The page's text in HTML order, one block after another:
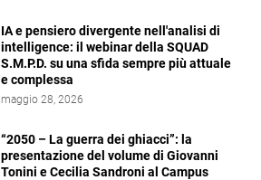
IA e pensiero divergente nell'analisi di
intelligence: il webinar della SQUAD
S.M.P.D. su una sfida sempre più attuale
e complessa
maggio 28, 2026
“2050 – La guerra dei ghiacci”: la
presentazione del volume di Giovanni
Tonini e Cecilia Sandroni al Campus